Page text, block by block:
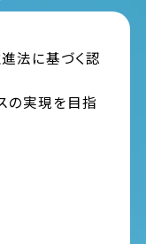
法に基づく認
の実現を目指